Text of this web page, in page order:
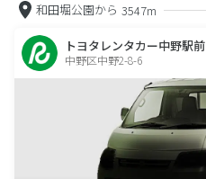
和田堀公園から 3547m
トヨタレンタカー中野駅前
中野区中野2-8-6